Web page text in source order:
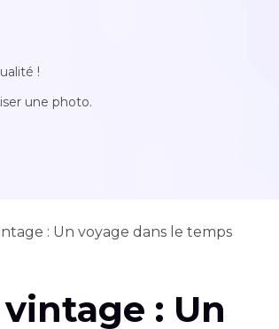
!
une photo.
: Un voyage dans le temps
: Un